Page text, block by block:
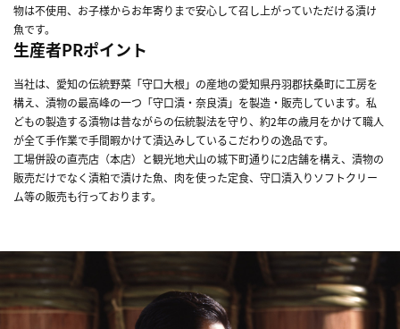
物は不使用、お子様からお年寄りまで安心して召し上がっていただける漬け
魚です。
生産者PRポイント
当社は、愛知の伝統野菜「守口大根」の産地の愛知県丹羽郡扶桑町に工房を
構え、漬物の最高峰の一つ「守口漬・奈良漬」を製造・販売しています。私
どもの製造する漬物は昔ながらの伝統製法を守り、約2年の歳月をかけて職人
が全て手作業で手間暇かけて漬込みしているこだわりの逸品です。
工場併設の直売店（本店）と観光地犬山の城下町通りに2店舗を構え、漬物の
販売だけでなく漬粕で漬けた魚、肉を使った定食、守口漬入りソフトクリー
ム等の販売も行っております。